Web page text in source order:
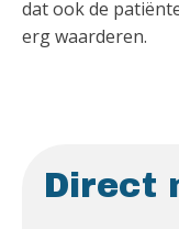
dat ook de
erg waarderen.
Direct